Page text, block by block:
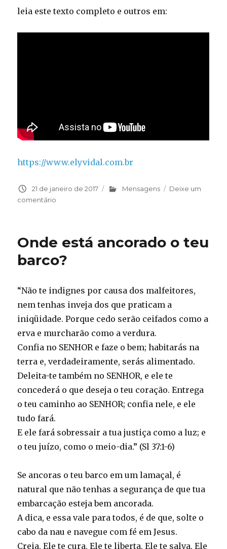
leia este texto completo e outros em:
https://www.elyvidal.com.br
Publicado
em
21 de janeiro de 2017 Categorias
Mensagens
Deixe um
comentário
a
para
use-
a
Onde está ancorado o teu
barco?
“Não te indignes por causa dos malfeitores,
nem tenhas inveja dos que praticam a
iniqüidade. Porque cedo serão ceifados como a
erva e murcharão como a verdura.
Confia no SENHOR e faze o bem; habitarás na
terra e, verdadeiramente, serás alimentado.
Deleita-te também no SENHOR, e ele te
concederá o que deseja o teu coração. Entrega
o teu caminho ao SENHOR; confia nele, e ele
tudo fará.
E ele fará sobressair a tua justiça como a luz; e
o teu juízo, como o meio-dia.” (Sl 37:1-6)
Se ancoras o teu barco em um lamaçal, é
natural que não tenhas a segurança de que tua
embarcação esteja bem ancorada.
A dica, e essa vale para todos, é de que, solte o
cabo da nau e navegue com fé em Jesus.
Creia, Ele te cura, Ele te liberta, Ele te salva, Ele